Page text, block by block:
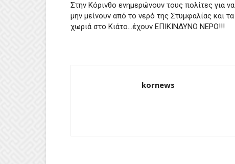
Στην Κόρινθο ενημερώνουν τους πολίτες για να
μην μείνουν από το νερό της Στυμφαλίας και τα
χωριά στο Κιάτο…έχουν ΕΠΙΚΙΝΔΥΝΟ ΝΕΡΟ!!!
kornews